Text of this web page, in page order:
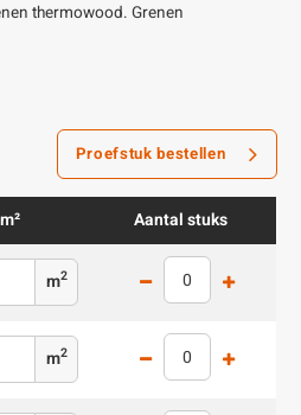
thermowood. Grenen
Proefstuk bestellen
Aantal stuks
m2
m2